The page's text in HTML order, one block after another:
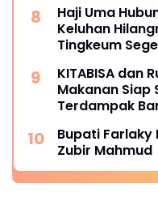
Haji Uma
Keluhan
Tingkeum
KITABISA dan
Makanan Siap
Terdampak
Bupati Farlaky
Zubir Mahmud